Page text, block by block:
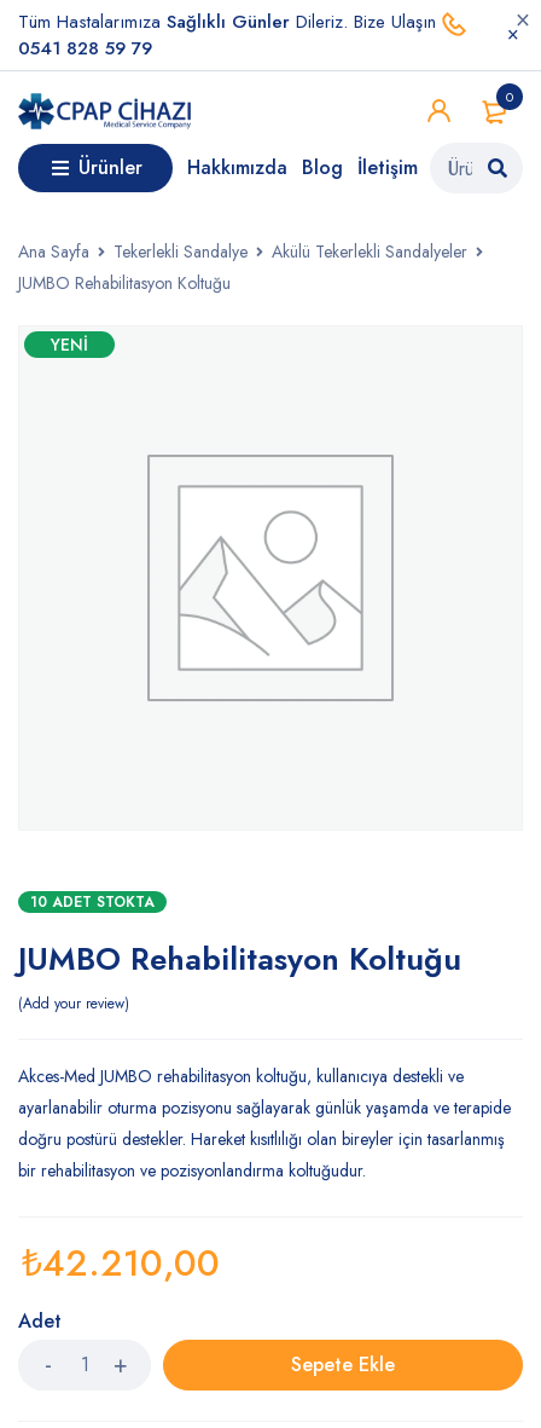
Tüm Hastalarımıza Sağlıklı Günler Dileriz. Bize Ulaşın
0541 828 59 79
0
Ürünler Hakkımızda Blog İletişim
Ana Sayfa Tekerlekli Sandalye
Akülü Tekerlekli Sandalyeler
JUMBO Rehabilitasyon Koltuğu
YENI
10 ADET STOKTA
JUMBO Rehabilitasyon Koltuğu
Add your review
Akces-Med JUMBO rehabilitasyon koltuğu, kullanıcıya destekli ve
ayarlanabilir oturma pozisyonu sağlayarak günlük yaşamda ve terapide
doğru postürü destekler. Hareket kısıtlılığı olan bireyler için tasarlanmış
bir rehabilitasyon ve pozisyonlandırma koltuğudur.
₺42.210,00
Adet
Sepete Ekle